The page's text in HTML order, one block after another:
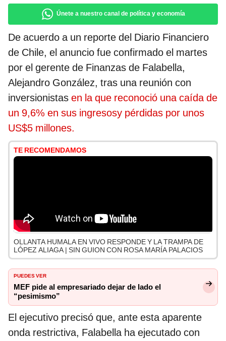
Únete a nuestro canal de política y economía
De acuerdo a un reporte del Diario Financiero
de Chile, el anuncio fue confirmado el martes
por el gerente de Finanzas de Falabella,
Alejandro González, tras una reunión con
inversionistas en la que reconoció una caída de
un 9,6% en sus ingresosy pérdidas por unos
US$5 millones.
TE RECOMENDAMOS
OLLANTA HUMALA EN VIVO RESPONDE Y LA TRAMPA DE
LÓPEZ ALIAGA | SIN GUION CON ROSA MARÍA PALACIOS
PUEDES VER
MEF pide al empresariado dejar de lado el
“pesimismo”
El ejecutivo precisó que, ante esta aparente
onda restrictiva, Falabella ha ejecutado con